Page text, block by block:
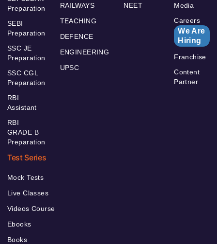
Preparation
SEBI
Preparation
SSC JE
Preparation
SSC CGL
Preparation
RBI
Assistant
RBI
GRADE B
Preparation
RAILWAYS
TEACHING
DEFENCE
ENGINEERING
UPSC
NEET
Media
Careers
We Are
Hiring
Franchise
Content
Partner
Test Series
Mock Tests
Live Classes
Videos Course
Ebooks
Books